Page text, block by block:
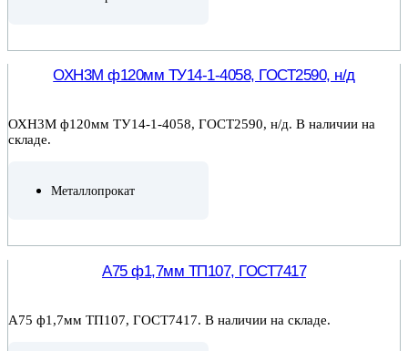
ОХН3М ф120мм ТУ14-1-4058, ГОСТ2590, н/д
ОХН3М ф120мм ТУ14-1-4058, ГОСТ2590, н/д. В наличии на
складе.
Металлопрокат
А75 ф1,7мм ТП107, ГОСТ7417
А75 ф1,7мм ТП107, ГОСТ7417. В наличии на складе.